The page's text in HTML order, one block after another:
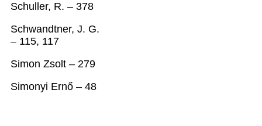
Schuller, R. – 378
Schwandtner, J. G.
– 115, 117
Simon Zsolt – 279
Simonyi Ernő – 48